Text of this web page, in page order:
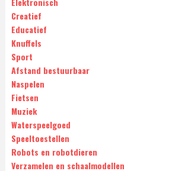
Creatief
Educatief
Knuffels
Sport
Afstand bestuurbaar
Naspelen
Fietsen
Muziek
Waterspeelgoed
Speeltoestellen
Robots en robotdieren
Verzamelen en schaalmodellen